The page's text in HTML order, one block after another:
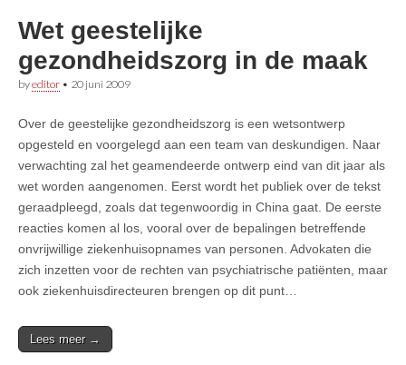
Wet geestelijke
gezondheidszorg in de maak
byeditor • 20 juni 2009
Over de geestelijke gezondheidszorg is een wetsontwerp
opgesteld en voorgelegd aan een team van deskundigen. Naar
verwachting zal het geamendeerde ontwerp eind van dit jaar als
wet worden aangenomen. Eerst wordt het publiek over de tekst
geraadpleegd, zoals dat tegenwoordig in China gaat. De eerste
reacties komen al los, vooral over de bepalingen betreffende
onvrijwillige ziekenhuisopnames van personen. Advokaten die
zich inzetten voor de rechten van psychiatrische patiënten, maar
ook ziekenhuisdirecteuren brengen op dit punt…
Lees meer →